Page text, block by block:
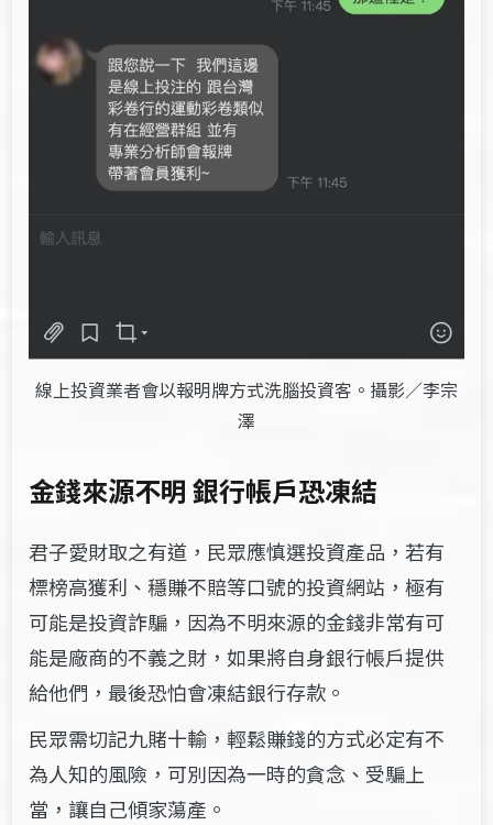
線上投資業者會以報明牌方式洗腦投資客。攝影／李宗
澤
金錢來源不明 銀行帳戶恐凍結
君子愛財取之有道，民眾應慎選投資產品，若有
標榜高獲利 、穩賺不賠等口號的投資網站 ，極有
可能是投資詐騙，因為不明來源的金錢非常有可
能是廠商的不義之財，如果將自身銀行帳戶提供
給他們，最後恐怕會凍結銀行存款。
民眾需切記九賭十輸，輕鬆賺錢的方式必定有不
為人知的風險，可別因為一時的貪念、受騙上
當，讓自己傾家蕩產。